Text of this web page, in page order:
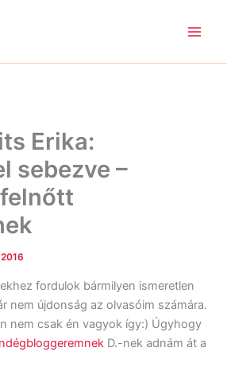
Erika:
sebezve –
fordulok bármilyen ismeretlen
nem újdonság az olvasóim számára.
nem csak én vagyok így:) Úgyhogy
D.-nek adnám át a